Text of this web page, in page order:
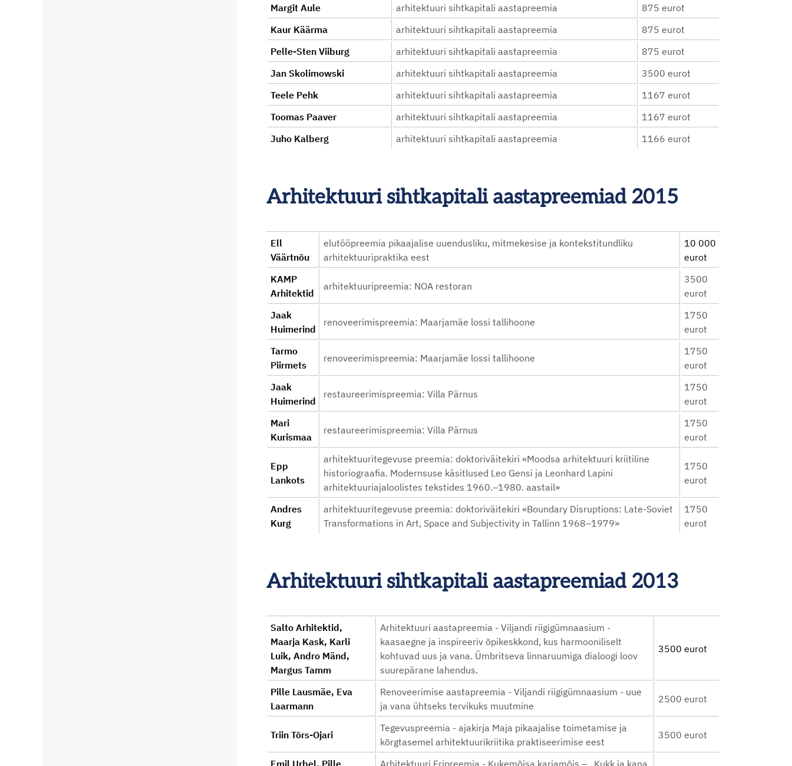
Margit Aule
arhitektuuri sihtkapitali aastapreemia
875 eurot
Kaur Käärma
arhitektuuri sihtkapitali aastapreemia
875 eurot
Pelle-Sten Viiburg
arhitektuuri sihtkapitali aastapreemia
875 eurot
Jan Skolimowski
arhitektuuri sihtkapitali aastapreemia
3500 eurot
Teele Pehk
arhitektuuri sihtkapitali aastapreemia
1167 eurot
Toomas Paaver
arhitektuuri sihtkapitali aastapreemia
1167 eurot
Juho Kalberg
arhitektuuri sihtkapitali aastapreemia 1166 eurot
Arhitektuuri sihtkapitali aastapreemiad 2015
Ell
Väärtnõu
elutööpreemia pikaajalise uuendusliku, mitmekesise ja kontekstitundliku
arhitektuuripraktika eest
10 000
eurot
KAMP
Arhitektid
arhitektuuripreemia: NOA restoran
3500
eurot
Jaak
Huimerind
renoveerimispreemia: Maarjamäe lossi tallihoone
1750
eurot
Tarmo
Piirmets
renoveerimispreemia: Maarjamäe lossi tallihoone
1750
eurot
Jaak
Huimerind
restaureerimispreemia: Villa Pärnus
1750
eurot
Mari
Kurismaa
restaureerimispreemia: Villa Pärnus
1750
eurot
Epp
Lankots
arhitektuuritegevuse preemia: doktoriväitekiri «Moodsa arhitektuuri kriitiline
historiograafia. Modernsuse käsitlused Leo Gensi ja Leonhard Lapini
arhitektuuriajaloolistes tekstides 1960.–1980. aastail»
1750
eurot
Andres
Kurg
arhitektuuritegevuse preemia: doktoriväitekiri «Boundary Disruptions: Late-Soviet
Transformations in Art, Space and Subjectivity in Tallinn 1968–1979»
1750
eurot
Arhitektuuri sihtkapitali aastapreemiad 2013
Salto Arhitektid,
Maarja Kask, Karli
Luik, Andro Mänd,
Margus Tamm
Arhitektuuri aastapreemia - Viljandi riigigümnaasium -
kaasaegne ja inspireeriv õpikeskkond, kus harmooniliselt
kohtuvad uus ja vana. Ümbritseva linnaruumiga dialoogi loov
suurepärane lahendus.
3500 eurot
Pille Lausmäe, Eva
Laarmann
Renoveerimise aastapreemia - Viljandi riigigümnaasium - uue
ja vana ühtseks tervikuks muutmine
2500 eurot
Triin Tõrs-Ojari
Tegevuspreemia - ajakirja Maja pikaajalise toimetamise ja
kõrgtasemel arhitektuurikriitika praktiseerimise eest
3500 eurot
Emil Urbel, Pille Arhitektuuri Eripreemia - Kukemõisa karjamõis – „Kukk ja kana,